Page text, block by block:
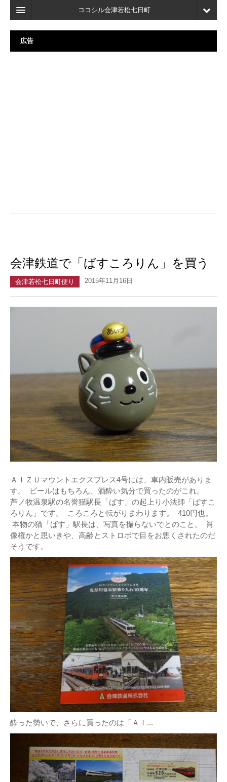
ココシル会津若松七日町
ホーム
検索
広告
会津鉄道で「ばすころりん」を買う
会津若松七日町便り 2015年11月16日
ＡＩＺＵマウントエクスプレス4号には、車内販売がありま
す。 ビールはもちろん、酒酔い気分で買ったのがこれ。
芦ノ牧温泉駅の名誉猫駅長「ばす」の起上り小法師「ばすこ
ろりん」です。 ころころと転がりまわります。 410円也。
本物の猫「ばす」駅長は、写真を撮らないでとのこと。 肖
像権かと思いきや、高齢とストロボで目をお悪くされたのだ
そうです。
酔った勢いで、さらに買ったのは「ＡＩ...